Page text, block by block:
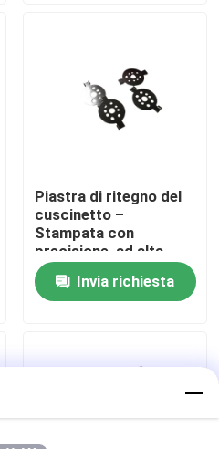
Piastra di ritegno del
cuscinetto –
Stampata con
precisione, ad alta
resistenza, resistente
alla corrosione, OEM
personalizzato
Invia richiesta